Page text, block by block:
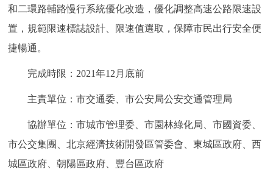
和二環路輔路慢行系統優化改造，優化調整高速公路限速設
置，規範限速標誌設計、限速值選取，保障市民出行安全便
捷暢通。
完成時限：2021年12月底前
主責單位：市交通委、市公安局公安交通管理局
協辦單位：市城市管理委、市園林綠化局、市國資委、
市公交集團、北京經濟技術開發區管委會、東城區政府、西
城區政府、朝陽區政府、豐台區政府